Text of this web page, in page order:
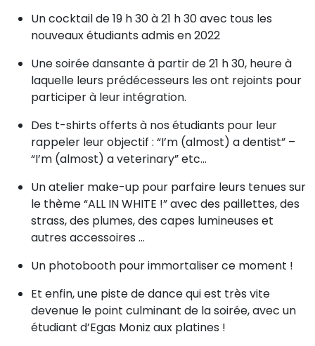
Un cocktail de 19 h 30 à 21 h 30 avec tous les
nouveaux étudiants admis en 2022
Une soirée dansante à partir de 21 h 30, heure à
laquelle leurs prédécesseurs les ont rejoints pour
participer à leur intégration.
Des t-shirts offerts à nos étudiants pour leur
rappeler leur objectif : “I’m (almost) a dentist” –
“I’m (almost) a veterinary” etc…
Un atelier make-up pour parfaire leurs tenues sur
le thème “ALL IN WHITE !” avec des paillettes, des
strass, des plumes, des capes lumineuses et
autres accessoires …
Un photobooth pour immortaliser ce moment !
Et enfin, une piste de dance qui est très vite
devenue le point culminant de la soirée, avec un
étudiant d’Egas Moniz aux platines !